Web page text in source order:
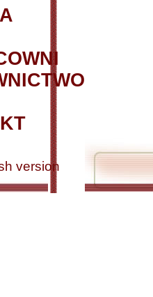
version